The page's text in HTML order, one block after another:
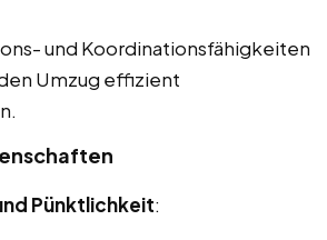
und Koordinationsfähigkeiten
Umzug effizient
Pünktlichkeit: